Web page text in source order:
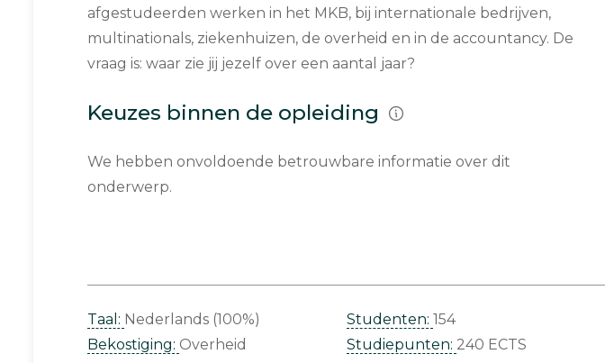
afgestudeerden werken in het MKB, bij internationale bedrijven,
multinationals, ziekenhuizen, de overheid en in de accountancy. De
vraag is: waar zie jij jezelf over een aantal jaar?
Keuzes binnen de opleiding
We hebben onvoldoende betrouwbare informatie over dit
onderwerp.
Taal: Nederlands (100%)
Bekostiging: Overheid
Studenten: 154
Studiepunten: 240 ECTS